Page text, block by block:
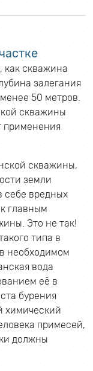
как скважина
залегания
50 метров.
скважины
применения
скважины,
земли
себе вредных
главным
Это не так!
типа в
необходимом
вода
её в
бурения
химический
примесей,
должны